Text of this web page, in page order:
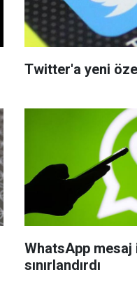
Twitter'a yeni
WhatsApp
sınırlandırdı